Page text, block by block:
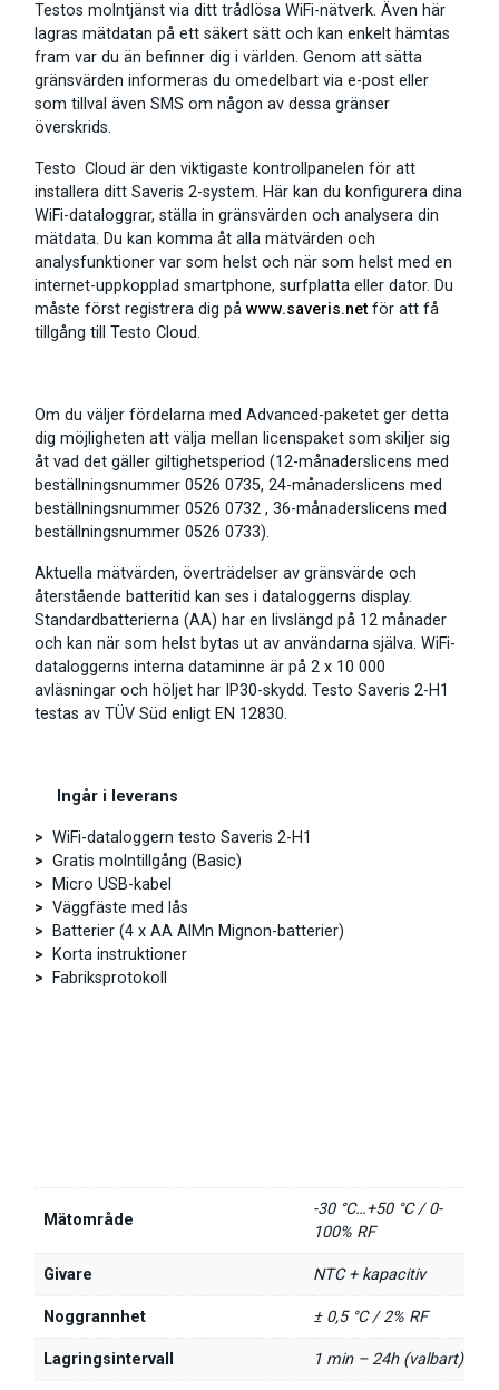
Testos molntjänst via ditt trådlösa WiFi-nätverk. Även här
lagras mätdatan på ett säkert sätt och kan enkelt hämtas
fram var du än befinner dig i världen. Genom att sätta
gränsvärden informeras du omedelbart via e-post eller
som tillval även SMS om någon av dessa gränser
överskrids.
Testo Cloud är den viktigaste kontrollpanelen för att
installera ditt Saveris 2-system. Här kan du konfigurera dina
WiFi-dataloggrar, ställa in gränsvärden och analysera din
mätdata. Du kan komma åt alla mätvärden och
analysfunktioner var som helst och när som helst med en
internet-uppkopplad smartphone, surfplatta eller dator. Du
måste först registrera dig på www.saveris.net för att få
tillgång till Testo Cloud.
Om du väljer fördelarna med Advanced-paketet ger detta
dig möjligheten att välja mellan licenspaket som skiljer sig
åt vad det gäller giltighetsperiod (12-månaderslicens med
beställningsnummer 0526 0735, 24-månaderslicens med
beställningsnummer 0526 0732 , 36-månaderslicens med
beställningsnummer 0526 0733).
Aktuella mätvärden, överträdelser av gränsvärde och
återstående batteritid kan ses i dataloggerns display.
Standardbatterierna (AA) har en livslängd på 12 månader
och kan när som helst bytas ut av användarna själva. WiFi-
dataloggerns interna dataminne är på 2 x 10 000
avläsningar och höljet har IP30-skydd. Testo Saveris 2-H1
testas av TÜV Süd enligt EN 12830.
Ingår i leverans
> WiFi-dataloggern testo Saveris 2-H1
> Gratis molntillgång (Basic)
> Micro USB-kabel
> Väggfäste med lås
> Batterier (4 x AA AlMn Mignon-batterier)
> Korta instruktioner
> Fabriksprotokoll
Mätområde
-30 °C…+50 °C / 0-
100% RF
Givare NTC + kapacitiv
Noggrannhet ± 0,5 °C / 2% RF
Lagringsintervall 1 min – 24h (valbart)